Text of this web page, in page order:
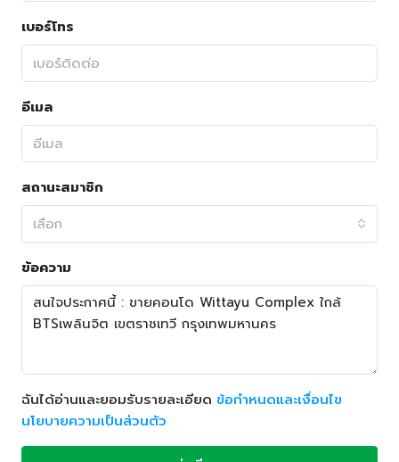
เบอร์โทร
อีเมล
สถานะสมาชิก
เลือก
ข้อความ
ฉันได้อ่านและยอมรับรายละเอียด ข้อกำหนดและเงื่อนไข
นโยบายความเป็นส่วนตัว